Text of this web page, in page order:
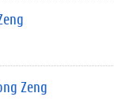
Zeng